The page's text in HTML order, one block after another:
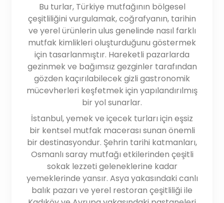
Bu turlar, Türkiye mutfağının bölgesel
çeşitliliğini vurgulamak, coğrafyanın, tarihin
ve yerel ürünlerin ulus genelinde nasıl farklı
mutfak kimlikleri oluşturduğunu göstermek
için tasarlanmıştır. Hareketli pazarlarda
gezinmek ve bağımsız gezginler tarafından
gözden kaçırılabilecek gizli gastronomik
mücevherleri keşfetmek için yapılandırılmış
bir yol sunarlar.
İstanbul, yemek ve içecek turları için eşsiz
bir kentsel mutfak macerası sunan önemli
bir destinasyondur. Şehrin tarihi katmanları,
Osmanlı saray mutfağı etkilerinden çeşitli
sokak lezzeti geleneklerine kadar
yemeklerinde yansır. Asya yakasındaki canlı
balık pazarı ve yerel restoran çeşitliliği ile